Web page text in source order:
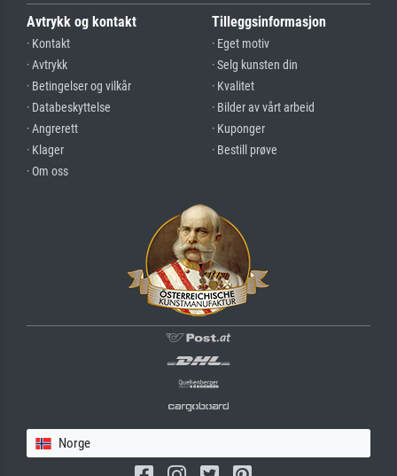
Avtrykk og kontakt
· Kontakt
· Avtrykk
· Betingelser og vilkår
· Databeskyttelse
· Angrerett
· Klager
· Om oss
Tilleggsinformasjon
· Eget motiv
· Selg kunsten din
· Kvalitet
· Bilder av vårt arbeid
· Kuponger
· Bestill prøve
Norge